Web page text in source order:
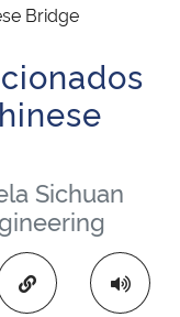
Bridge
Sichuan
Copiar para área